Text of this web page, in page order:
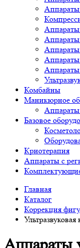
Аппараты
Аппараты
Аппараты
Комбайны
Маникюрное
Базовое
Криотерапия
Аппараты c
Главная
Каталог
Коррекция
Ультразвуковая